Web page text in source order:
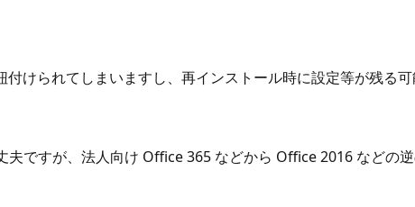
けられてしまいますし、再インストール時に設定等が残る可
ですが、法人向け Office 365 などから Office 2016 などの